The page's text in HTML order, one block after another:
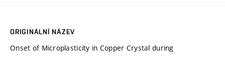
ORIGINÁLNÍ NÁZEV
Onset of Microplasticity in Copper Crystal during